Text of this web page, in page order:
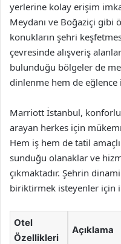
yerlerine kolay erişim
Meydanı ve Boğaziçi gibi
konukların şehri
çevresinde alışveriş
bulunduğu bölgeler de
dinlenme hem de eğlence
Marriott İstanbul,
arayan herkes için
Hem iş hem de tatil
sunduğu olanaklar ve
çıkmaktadır. Şehrin
biriktirmek isteyenler için
Otel
Özellikleri
Açıklama